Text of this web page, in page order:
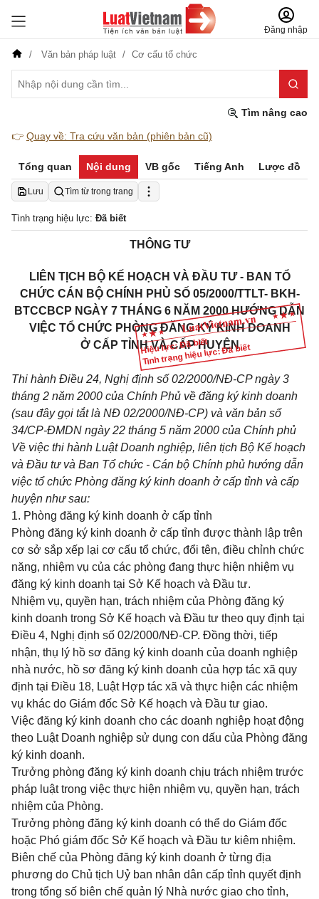
Đăng nhập
Văn bản pháp luật Cơ cấu tổ chức
Tìm nâng cao
👉 Quay về: Tra cứu văn bản (phiên bản cũ)
Tổng quan Nội dung VB gốc Tiếng Anh Lược đồ
Lưu Tìm từ trong trang
Tình trạng hiệu lực: Đã biết
Hiệu lực: Đã biết
Tình trạng hiệu lực: Đã biết
THÔNG TƯ
LIÊN TỊCH BỘ KẾ HOẠCH VÀ ĐẦU TƯ - BAN TỔ
CHỨC CÁN BỘ CHÍNH PHỦ SỐ 05/2000/TTLT- BKH-
BTCCBCP NGÀY 7 THÁNG 6 NĂM 2000 HƯỚNG DẪN
VIỆC TỔ CHỨC PHÒNG ĐĂNG KÝ KINH DOANH
Ở CẤP TỈNH VÀ CẤP HUYỆN
Thi hành Điều 24, Nghị định số 02/2000/NĐ-CP ngày 3
tháng 2 năm 2000 của Chính Phủ về đăng ký kinh doanh
(sau đây gọi tắt là NĐ 02/2000/NĐ-CP) và văn bản số
34/CP-ĐMDN ngày 22 tháng 5 năm 2000 của Chính phủ
Về việc thi hành Luật Doanh nghiệp, liên tịch Bộ Kế hoạch
và Đầu tư và Ban Tổ chức - Cán bộ Chính phủ hướng dẫn
việc tổ chức Phòng đăng ký kinh doanh ở cấp tỉnh và cấp
huyện như sau:
1. Phòng đăng ký kinh doanh ở cấp tỉnh
Phòng đăng ký kinh doanh ở cấp tỉnh được thành lập trên
cơ sở sắp xếp lại cơ cấu tổ chức, đổi tên, điều chỉnh chức
năng, nhiệm vụ của các phòng đang thực hiện nhiệm vụ
đăng ký kinh doanh tại Sở Kế hoạch và Đầu tư.
Nhiệm vụ, quyền hạn, trách nhiệm của Phòng đăng ký
kinh doanh trong Sở Kế hoạch và Đầu tư theo quy định tại
Điều 4, Nghị định số 02/2000/NĐ-CP. Đồng thời, tiếp
nhận, thụ lý hồ sơ đăng ký kinh doanh của doanh nghiệp
nhà nước, hồ sơ đăng ký kinh doanh của hợp tác xã quy
định tại Điều 18, Luật Hợp tác xã và thực hiện các nhiệm
vụ khác do Giám đốc Sở Kế hoạch và Đầu tư giao.
Việc đăng ký kinh doanh cho các doanh nghiệp hoạt động
theo Luật Doanh nghiệp sử dụng con dấu của Phòng đăng
ký kinh doanh.
Trưởng phòng đăng ký kinh doanh chịu trách nhiệm trước
pháp luật trong việc thực hiện nhiệm vụ, quyền hạn, trách
nhiệm của Phòng.
Trưởng phòng đăng ký kinh doanh có thể do Giám đốc
hoặc Phó giám đốc Sở Kế hoạch và Đầu tư kiêm nhiệm.
Biên chế của Phòng đăng ký kinh doanh ở từng địa
phương do Chủ tịch Uỷ ban nhân dân cấp tỉnh quyết định
trong tổng số biên chế quản lý Nhà nước giao cho tỉnh,